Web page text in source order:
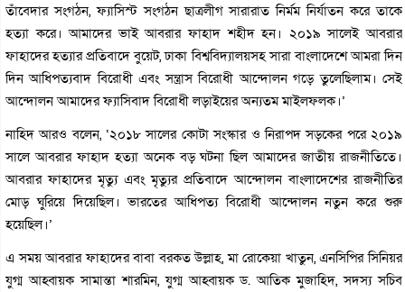
তাঁবেদার সংগঠন, ফ্যাসিস্ট সংগঠন ছাত্রলীগ সারারাত নির্মম নির্যাতন করে তাকে
হত্যা করে। আমাদের ভাই আবরার ফাহাদ শহীদ হন। ২০১৯ সালেই আবরার
ফাহাদের হত্যার প্রতিবাদে বুয়েট, ঢাকা বিশ্ববিদ্যালয়সহ সারা বাংলাদেশে আমরা দিন
দিন আধিপত্যবাদ বিরোধী এবং সন্ত্রাস বিরোধী আন্দোলন গড়ে তুলেছিলাম। সেই
আন্দোলন আমাদের ফ্যাসিবাদ বিরোধী লড়াইয়ের অন্যতম মাইলফলক।’
নাহিদ আরও বলেন, ‘২০১৮ সালের কোটা সংস্কার ও নিরাপদ সড়কের পরে ২০১৯
সালে আবরার ফাহাদ হত্যা অনেক বড় ঘটনা ছিল আমাদের জাতীয় রাজনীতিতে।
আবরার ফাহাদের মৃত্যু এবং মৃত্যুর প্রতিবাদে আন্দোলন বাংলাদেশের রাজনীতির
মোড় ঘুরিয়ে দিয়েছিল। ভারতের আধিপত্য বিরোধী আন্দোলন নতুন করে শুরু
হয়েছিল।’
এ সময় আবরার ফাহাদের বাবা বরকত উল্লাহ, মা রোকেয়া খাতুন, এনসিপির সিনিয়র
যুগ্ম আহ্বায়ক সামান্তা শারমিন, যুগ্ম আহ্বায়ক ড. আতিক মুজাহিদ, সদস্য সচিব